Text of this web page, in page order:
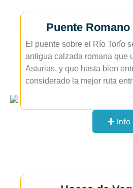
Puente
El puente sobre el Río Torío
antigua calzada romana que
Asturias, y que hasta bien
considerado la mejor ruta
Info